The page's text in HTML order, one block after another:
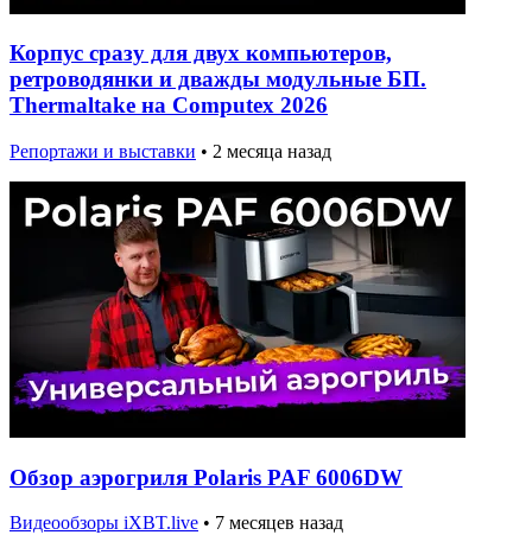
Корпус сразу для двух компьютеров,
ретроводянки и дважды модульные БП.
Thermaltake на Computex 2026
Репортажи и выставки • 2 месяца назад
Обзор аэрогриля Polaris PAF 6006DW
Видеообзоры iXBT.live • 7 месяцев назад